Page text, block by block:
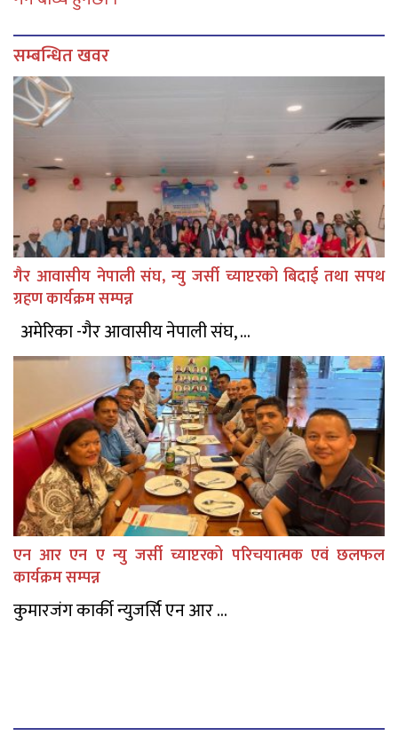
सम्बन्धित खवर
गैर आवासीय नेपाली संघ, न्यु जर्सी च्याप्टरको बिदाई तथा सपथ
ग्रहण कार्यक्रम सम्पन्न
अमेरिका -गैर आवासीय नेपाली संघ, ...
एन आर एन ए न्यु जर्सी च्याप्टरको परिचयात्मक एवं छलफल
कार्यक्रम सम्पन्न
कुमारजंग कार्की न्युजर्सि एन आर ...